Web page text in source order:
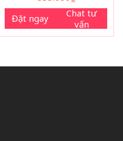
Đặt ngay
Chat tư
vấn